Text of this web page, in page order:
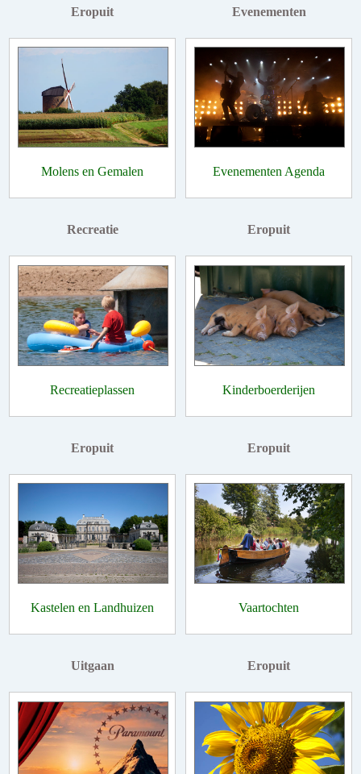
Eropuit
Molens en Gemalen
Evenementen
Evenementen Agenda
Recreatie
Recreatieplassen
Eropuit
Kinderboerderijen
Eropuit
Kastelen en Landhuizen
Eropuit
Vaartochten
Uitgaan Eropuit